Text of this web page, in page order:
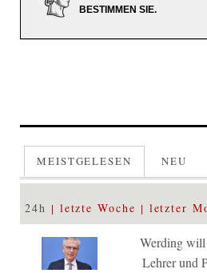
BESTIMMEN SIE.
MEISTGELESEN NEU
24h letzte Woche letzter
Werding will
Lehrer und